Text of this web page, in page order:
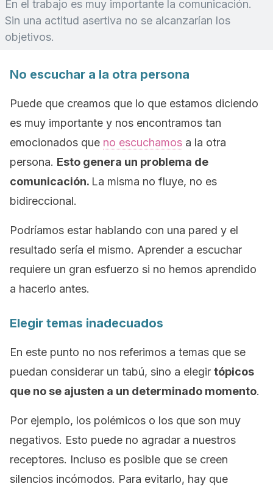
En el trabajo es muy importante la comunicación.
Sin una actitud asertiva no se alcanzarían los
objetivos.
No escuchar a la otra persona
Puede que creamos que lo que estamos diciendo
es muy importante y nos encontramos tan
emocionados que no escuchamos a la otra
persona. Esto genera un problema de
comunicación. La misma no fluye, no es
bidireccional.
Podríamos estar hablando con una pared y el
resultado sería el mismo. Aprender a escuchar
requiere un gran esfuerzo si no hemos aprendido
a hacerlo antes.
Elegir temas inadecuados
En este punto no nos referimos a temas que se
puedan considerar un tabú, sino a elegir tópicos
que no se ajusten a un determinado momento.
Por ejemplo, los polémicos o los que son muy
negativos. Esto puede no agradar a nuestros
receptores. Incluso es posible que se creen
silencios incómodos. Para evitarlo, hay que